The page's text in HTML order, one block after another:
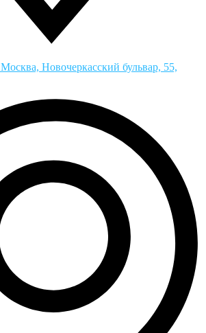
Москва, Новочеркасский бульвар, 55,